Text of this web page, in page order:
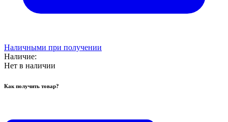
Наличными при получении
Наличие:
Нет в наличии
Как получить товар?